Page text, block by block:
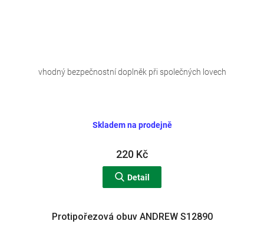
Skladem na prodejně
220 Kč
Detail
vhodný bezpečnostní doplněk při společných lovech
Protipořezová obuv ANDREW S12890